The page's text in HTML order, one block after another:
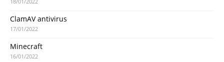
ClamAV antivirus
17/01/2022
Minecraft
16/01/2022